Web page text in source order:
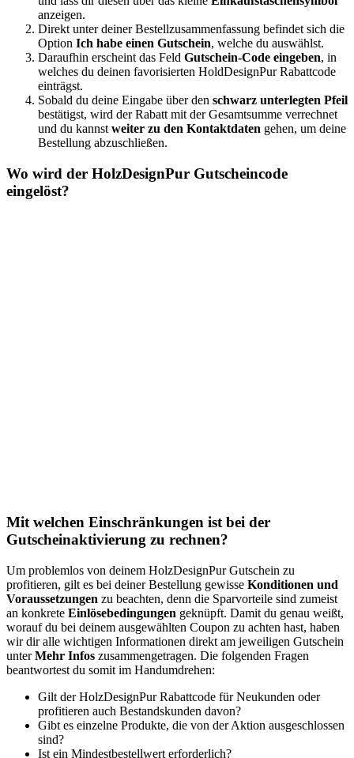
anzeigen.
Direkt unter deiner Bestellzusammenfassung befindet sich die
Option Ich habe einen Gutschein, welche du auswählst.
Daraufhin erscheint das Feld Gutschein-Code eingeben, in
welches du deinen favorisierten HoldDesignPur Rabattcode
einträgst.
Sobald du deine Eingabe über den schwarz unterlegten Pfeil
bestätigst, wird der Rabatt mit der Gesamtsumme verrechnet
und du kannst weiter zu den Kontaktdaten gehen, um deine
Bestellung abzuschließen.
Wo wird der HolzDesignPur Gutscheincode
eingelöst?
Mit welchen Einschränkungen ist bei der
Gutscheinaktivierung zu rechnen?
Um problemlos von deinem HolzDesignPur Gutschein zu
profitieren, gilt es bei deiner Bestellung gewisse Konditionen und
Voraussetzungen zu beachten, denn die Sparvorteile sind zumeist
an konkrete Einlösebedingungen geknüpft. Damit du genau weißt,
worauf du bei deinem ausgewählten Coupon zu achten hast, haben
wir dir alle wichtigen Informationen direkt am jeweiligen Gutschein
unterMehr Infos zusammengetragen. Die folgenden Fragen
beantwortest du somit im Handumdrehen:
Gilt der HolzDesignPur Rabattcode für Neukunden oder
profitieren auch Bestandskunden davon?
Gibt es einzelne Produkte, die von der Aktion ausgeschlossen
sind?
Ist ein Mindestbestellwert erforderlich?